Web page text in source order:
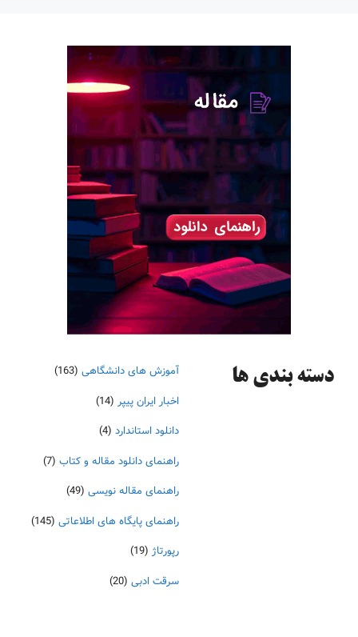
دسته‌ بندی ها آموزش های دانشگاهی (163)
اخبار ایران پیپر (14)
دانلود استاندارد (4)
راهنمای دانلود مقاله و کتاب (7)
راهنمای مقاله نویسی (49)
راهنمای پایگاه های اطلاعاتی (145)
رپورتاژ (19)
سرقت ادبی (20)